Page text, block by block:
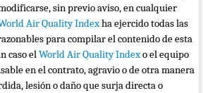
sin previo aviso, en cualquier
Air Quality Indexha ejercido todas las
para compilar el contenido de esta
caso elWorld Air Quality Indexo el equipo
en el contrato, agravio o de otra manera
lesión o daño que surja directa o